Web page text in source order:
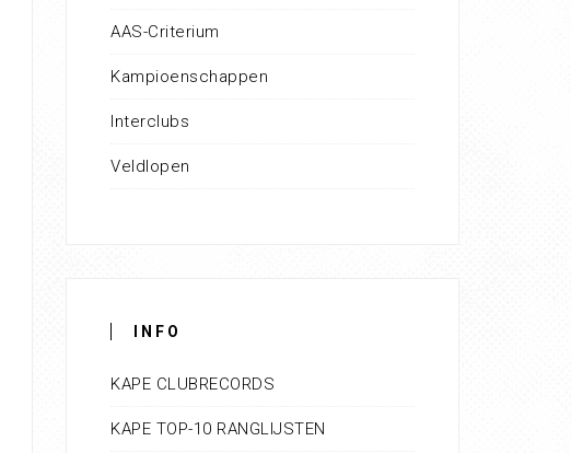
AAS-Criterium
Kampioenschappen
Interclubs
Veldlopen
INFO
KAPE CLUBRECORDS
KAPE TOP-10 RANGLIJSTEN